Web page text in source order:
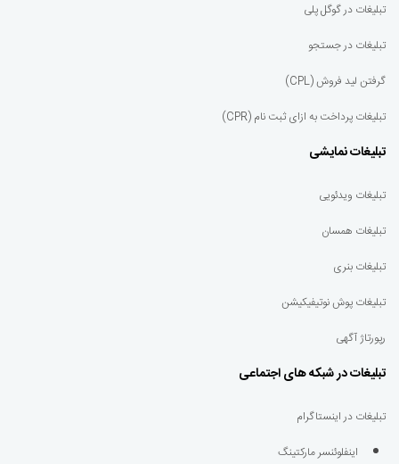
تبلیغات در گوگل پلی
تبلیغات در جستجو
گرفتن لید فروش (CPL)
تبلیغات پرداخت به ازای ثبت نام (CPR)
تبلیغات نمایشی
تبلیغات ویدئویی
تبلیغات همسان
تبلیغات بنری
تبلیغات پوش نوتیفیکیشن
رپورتاژ آگهی
تبلیغات در شبکه های اجتماعی
تبلیغات در اینستاگرام
اینفلوئنسر مارکتینگ